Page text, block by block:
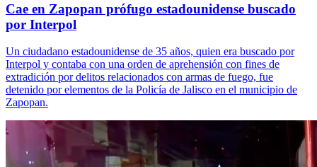
Cae en Zapopan prófugo estadounidense buscado
por Interpol
Un ciudadano estadounidense de 35 años, quien era buscado por
Interpol y contaba con una orden de aprehensión con fines de
extradición por delitos relacionados con armas de fuego, fue
detenido por elementos de la Policía de Jalisco en el municipio de
Zapopan.